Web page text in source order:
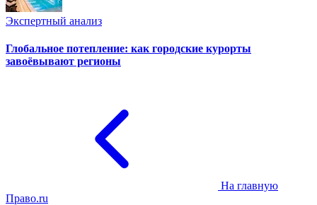
Экспертный анализ
Глобальное потепление: как городские курорты
завоёвывают регионы
На главную
Право.ru